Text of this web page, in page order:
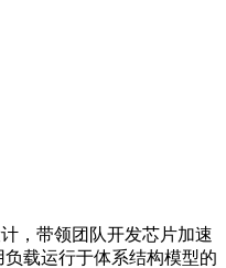
，带领团队开发芯片加速
载运行于体系结构模型的